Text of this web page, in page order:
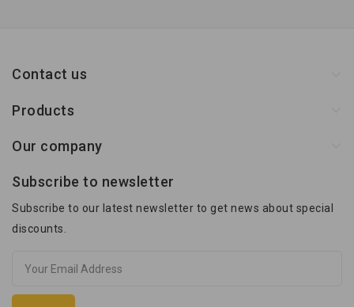
Contact us
Products
Our company
Subscribe to newsletter
Subscribe to our latest newsletter to get news about special
discounts.